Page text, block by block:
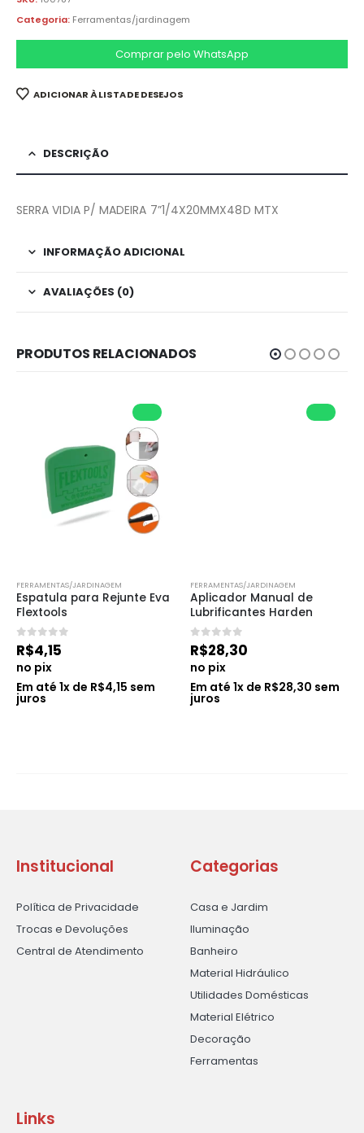
Categoria: Ferramentas/jardinagem
Comprar pelo WhatsApp
ADICIONAR À LISTA DE DESEJOS
DESCRIÇÃO
SERRA VIDIA P/ MADEIRA 7”1/4X20MMX48D MTX
INFORMAÇÃO ADICIONAL
AVALIAÇÕES (0)
PRODUTOS RELACIONADOS
FERRAMENTAS/JARDINAGEM
Espatula para Rejunte Eva
Flextools
0de 5
R$4,15
no pix
Em até 1x de R$4,15 sem
juros
FERRAMENTAS/JARDINAGEM
Aplicador Manual de
Lubrificantes Harden
0de 5
R$28,30
no pix
Em até 1x de R$28,30 sem
juros
Institucional
Política de Privacidade
Trocas e Devoluções
Central de Atendimento
Categorias
Casa e Jardim
Iluminação
Banheiro
Material Hidráulico
Utilidades Domésticas
Material Elétrico
Decoração
Ferramentas
Links